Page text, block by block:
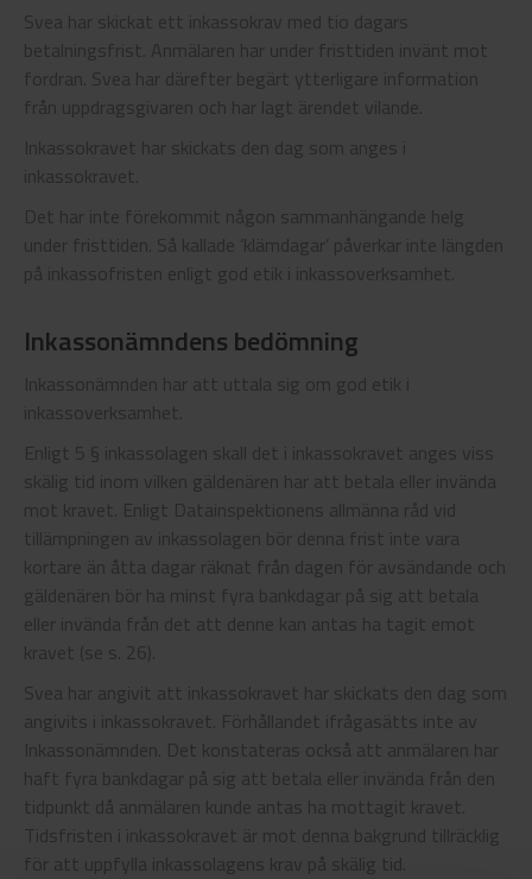
Svea har skickat ett inkassokrav med tio dagars
betalningsfrist. Anmälaren har under fristtiden invänt mot
fordran. Svea har därefter begärt ytterligare information
från uppdragsgivaren och har lagt ärendet vilande.
Inkassokravet har skickats den dag som anges i
inkassokravet.
Det har inte förekommit någon sammanhängande helg
under fristtiden. Så kallade ’klämdagar’ påverkar inte längden
på inkassofristen enligt god etik i inkassoverksamhet.
Inkassonämndens bedömning
Inkassonämnden har att uttala sig om god etik i
inkassoverksamhet.
Enligt 5 § inkassolagen skall det i inkassokravet anges viss
skälig tid inom vilken gäldenären har att betala eller invända
mot kravet. Enligt Datainspektionens allmänna råd vid
tillämpningen av inkassolagen bör denna frist inte vara
kortare än åtta dagar räknat från dagen för avsändande och
gäldenären bör ha minst fyra bankdagar på sig att betala
eller invända från det att denne kan antas ha tagit emot
kravet (se s. 26).
Svea har angivit att inkassokravet har skickats den dag som
angivits i inkassokravet. Förhållandet ifrågasätts inte av
Inkassonämnden. Det konstateras också att anmälaren har
haft fyra bankdagar på sig att betala eller invända från den
tidpunkt då anmälaren kunde antas ha mottagit kravet.
Tidsfristen i inkassokravet är mot denna bakgrund tillräcklig
för att uppfylla inkassolagens krav på skälig tid.